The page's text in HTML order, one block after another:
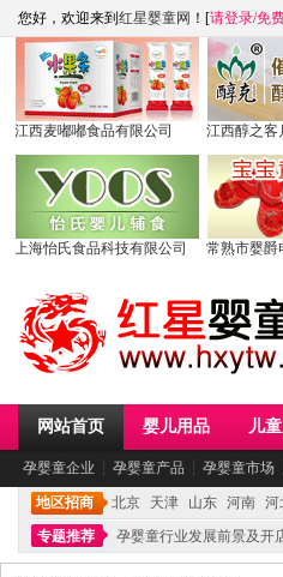
您好，欢迎来到 红星婴童网 ！[请登录/免
江西麦嘟嘟食品有限公司 江西醇之客
上海怡氏食品科技有限公司 常熟市婴爵
网站首页 婴儿用品 儿
孕婴童企业 ┆ 孕婴童产品 ┆ 孕婴童市场
地区招商 北京 天津 山东 河南 河
专题推荐
孕婴童行业发展前景及开